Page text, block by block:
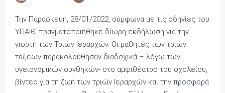
Την Παρασκευή, 28/01/2022, σύμφωνα με τις οδηγίες του
ΥΠΑΙΘ, πραγματοποιήθηκε δίωρη εκδήλωση για την
γιορτή των Τριών Ιεραρχών. Οι μαθητές των τριών
τάξεων παρακολούθησαν διαδοχικά – λόγω των
υγειονομικών συνθηκών- στο αμφιθέατρο του σχολείου,
βίντεο για τη ζωή των τριών Ιεραρχών και την προσφορά